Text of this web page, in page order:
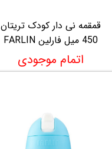
قمقمه نی دار کودک تریتان
450 میل فارلین FARLIN
اتمام موجودی